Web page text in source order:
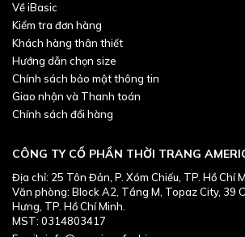
CÔNG TY CỔ PHẦN THỜI TRANG
Địa chỉ: 25 Tôn Đản, P. Xóm Chiếu, TP. Hồ Chí
Văn phòng: Block A2, Tầng M, Topaz City, 39
Hưng, TP. Hồ Chí Minh.
MST: 0314803417
Về iBasic
Kiểm tra đơn hàng
Khách hàng thân thiết
Hướng dẫn chọn size
Chính sách bảo mật thông tin
Giao nhận và Thanh toán
Chính sách đổi hàng